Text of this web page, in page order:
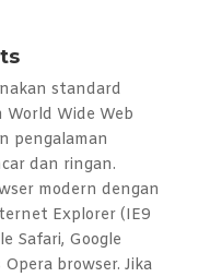
standard
Wide Web
pengalaman
dan ringan.
modern dengan
Explorer (IE9
Safari, Google
browser. Jika